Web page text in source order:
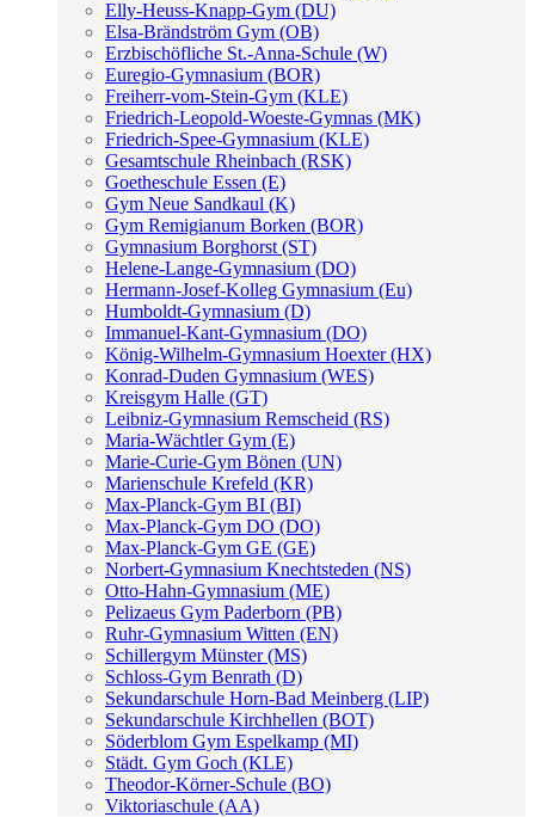
Elly-Heuss-Knapp-Gym (DU)
Elsa-Brändström Gym (OB)
Erzbischöfliche St.-Anna-Schule (W)
Euregio-Gymnasium (BOR)
Freiherr-vom-Stein-Gym (KLE)
Friedrich-Leopold-Woeste-Gymnas (MK)
Friedrich-Spee-Gymnasium (KLE)
Gesamtschule Rheinbach (RSK)
Goetheschule Essen (E)
Gym Neue Sandkaul (K)
Gym Remigianum Borken (BOR)
Gymnasium Borghorst (ST)
Helene-Lange-Gymnasium (DO)
Hermann-Josef-Kolleg Gymnasium (Eu)
Humboldt-Gymnasium (D)
Immanuel-Kant-Gymnasium (DO)
König-Wilhelm-Gymnasium Hoexter (HX)
Konrad-Duden Gymnasium (WES)
Kreisgym Halle (GT)
Leibniz-Gymnasium Remscheid (RS)
Maria-Wächtler Gym (E)
Marie-Curie-Gym Bönen (UN)
Marienschule Krefeld (KR)
Max-Planck-Gym BI (BI)
Max-Planck-Gym DO (DO)
Max-Planck-Gym GE (GE)
Norbert-Gymnasium Knechtsteden (NS)
Otto-Hahn-Gymnasium (ME)
Pelizaeus Gym Paderborn (PB)
Ruhr-Gymnasium Witten (EN)
Schillergym Münster (MS)
Schloss-Gym Benrath (D)
Sekundarschule Horn-Bad Meinberg (LIP)
Sekundarschule Kirchhellen (BOT)
Söderblom Gym Espelkamp (MI)
Städt. Gym Goch (KLE)
Theodor-Körner-Schule (BO)
Viktoriaschule (AA)